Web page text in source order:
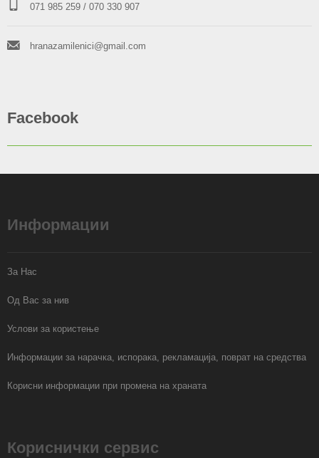
071 985 259 / 070 330 907
hranazamilenici@gmail.com
Facebook
Информации
За Нас
Од Вас за нив
Услови за користење
Информации за нарачка, испорака, рекламација, поврат на средства
Корисни информации при промена на храната
Кориснички сервис